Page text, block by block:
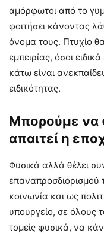
αμόρφωτοι από το
φοιτήσει κάνοντας
όνομα τους. Πτυχίο
εμπειρίας, όσοι
κάτω είναι
ειδικότητας.
Μπορούμε να
απαιτεί η
Φυσικά αλλά θέλει
κοινωνία και ως
υπουργείο, σε όλους
τομείς φυσικά, να